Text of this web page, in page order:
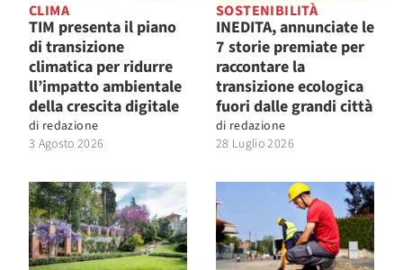
CLIMA
TIM presenta il piano
di transizione
climatica per ridurre
ll’impatto ambientale
della crescita digitale
di redazione
3 Agosto 2026
SOSTENIBILITÀ
INEDITA, annunciate le
7 storie premiate per
raccontare la
transizione ecologica
fuori dalle grandi città
di redazione
28 Luglio 2026